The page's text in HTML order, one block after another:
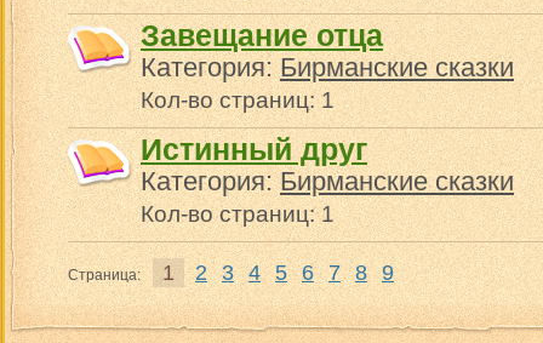
Завещание отца
Категория:Бирманские сказки
Кол-во страниц: 1
Истинный друг
Категория:Бирманские сказки
Кол-во страниц: 1
Страница: 1 2 3 4 5 6 7 8 9